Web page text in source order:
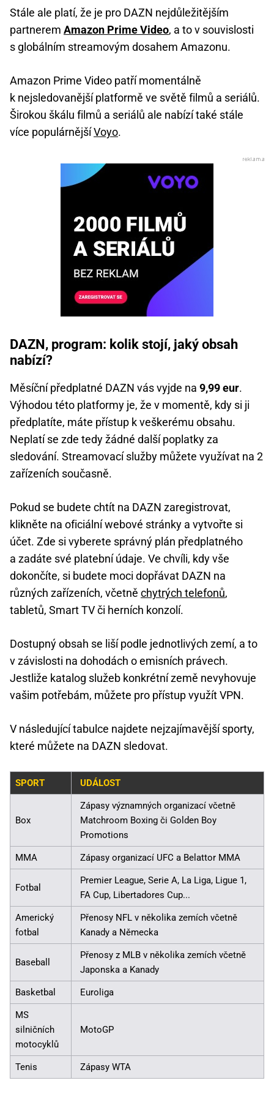
Stále ale platí, že je pro DAZN nejdůležitějším
partnerem Amazon Prime Video, a to v souvislosti
s globálním streamovým dosahem Amazonu.
Amazon Prime Video patří momentálně
k nejsledovanější platformě ve světě filmů a seriálů.
Širokou škálu filmů a seriálů ale nabízí také stále
více populárnějšíVoyo.
DAZN, program: kolik stojí, jaký obsah
nabízí?
Měsíční předplatné DAZN vás vyjde na 9,99 eur.
Výhodou této platformy je, že v momentě, kdy si ji
předplatíte, máte přístup k veškerému obsahu.
Neplatí se zde tedy žádné další poplatky za
sledování. Streamovací služby můžete využívat na 2
zařízeních současně.
Pokud se budete chtít na DAZN zaregistrovat,
klikněte na oficiální webové stránky a vytvořte si
účet. Zde si vyberete správný plán předplatného
a zadáte své platební údaje. Ve chvíli, kdy vše
dokončíte, si budete moci dopřávat DAZN na
různých zařízeních, včetně chytrých telefonů,
tabletů, Smart TV či herních konzolí.
Dostupný obsah se liší podle jednotlivých zemí, a to
v závislosti na dohodách o emisních právech.
Jestliže katalog služeb konkrétní země nevyhovuje
vašim potřebám, můžete pro přístup využít VPN.
V následující tabulce najdete nejzajímavější sporty,
které můžete na DAZN sledovat.
SPORT UDÁLOST
Box
Zápasy významných organizací včetně
Matchroom Boxing či Golden Boy
Promotions
MMA Zápasy organizací UFC a Belattor MMA
Fotbal
Premier League, Serie A, La Liga, Ligue 1,
FA Cup, Libertadores Cup...
Americký
fotbal
Přenosy NFL v několika zemích včetně
Kanady a Německa
Baseball
Přenosy z MLB v několika zemích včetně
Japonska a Kanady
Basketbal Euroliga
MS
silničních
motocyklů
MotoGP
Tenis Zápasy WTA